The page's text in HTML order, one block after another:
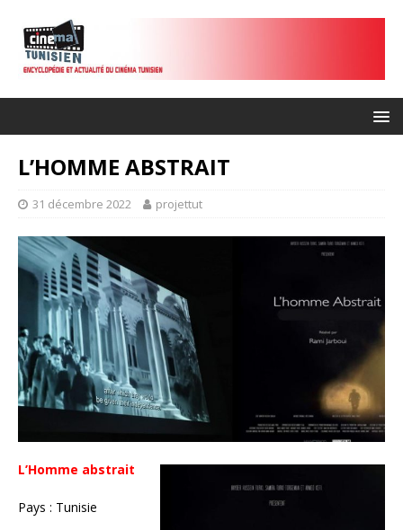
L’HOMME ABSTRAIT
31 décembre 2022 projettut
L’Homme abstrait
Pays : Tunisie